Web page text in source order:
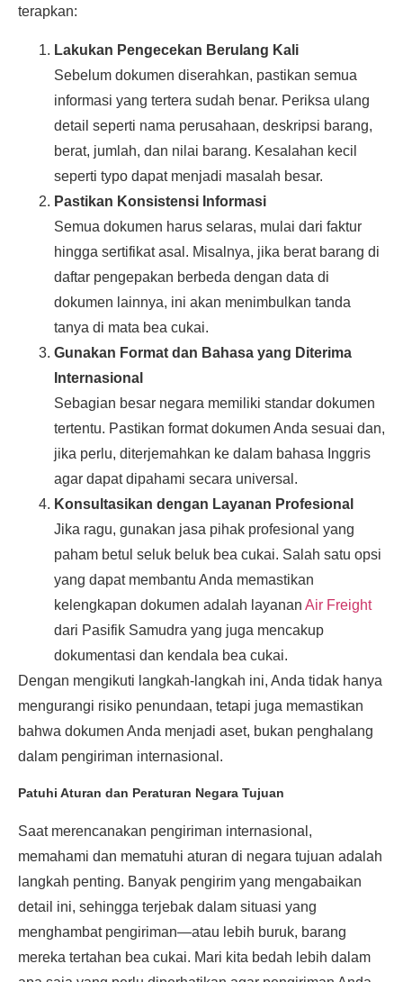
terapkan:
Lakukan Pengecekan Berulang Kali
Sebelum dokumen diserahkan, pastikan semua
informasi yang tertera sudah benar. Periksa ulang
detail seperti nama perusahaan, deskripsi barang,
berat, jumlah, dan nilai barang. Kesalahan kecil
seperti typo dapat menjadi masalah besar.
Pastikan Konsistensi Informasi
Semua dokumen harus selaras, mulai dari faktur
hingga sertifikat asal. Misalnya, jika berat barang di
daftar pengepakan berbeda dengan data di
dokumen lainnya, ini akan menimbulkan tanda
tanya di mata bea cukai.
Gunakan Format dan Bahasa yang Diterima
Internasional
Sebagian besar negara memiliki standar dokumen
tertentu. Pastikan format dokumen Anda sesuai dan,
jika perlu, diterjemahkan ke dalam bahasa Inggris
agar dapat dipahami secara universal.
Konsultasikan dengan Layanan Profesional
Jika ragu, gunakan jasa pihak profesional yang
paham betul seluk beluk bea cukai. Salah satu opsi
yang dapat membantu Anda memastikan
kelengkapan dokumen adalah layanan Air Freight
dari Pasifik Samudra yang juga mencakup
dokumentasi dan kendala bea cukai.
Dengan mengikuti langkah-langkah ini, Anda tidak hanya
mengurangi risiko penundaan, tetapi juga memastikan
bahwa dokumen Anda menjadi aset, bukan penghalang
dalam pengiriman internasional.
Patuhi Aturan dan Peraturan Negara Tujuan
Saat merencanakan pengiriman internasional,
memahami dan mematuhi aturan di negara tujuan adalah
langkah penting. Banyak pengirim yang mengabaikan
detail ini, sehingga terjebak dalam situasi yang
menghambat pengiriman—atau lebih buruk, barang
mereka tertahan bea cukai. Mari kita bedah lebih dalam